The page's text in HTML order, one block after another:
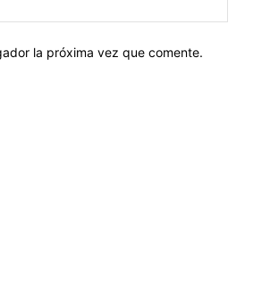
la próxima vez que comente.